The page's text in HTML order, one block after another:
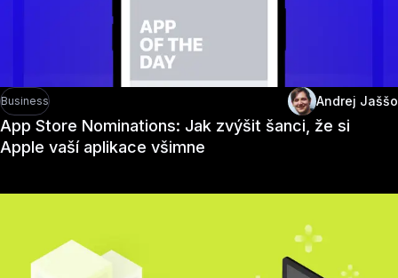
Business Andrej Jaššo
App Store Nominations: Jak zvýšit šanci, že si
Apple vaší aplikace všimne